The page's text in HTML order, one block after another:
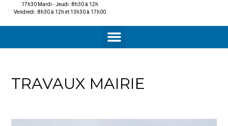
17h30 Mardi - Jeudi : 8h30 à 12h
Vendredi : 8h30 à 12h et 13h30 à 17h00
TRAVAUX MAIRIE